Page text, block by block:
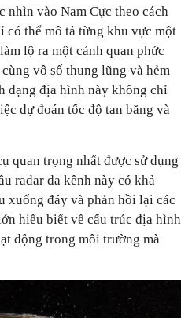
nhìn vào Nam Cực theo cách
có thể mô tả từng khu vực một
lộ ra một cảnh quan phức
vô số thung lũng và hẻm
dạng địa hình này không chỉ
dự đoán tốc độ tan băng và
quan trọng nhất được sử dụng
radar đa kênh này có khả
xuống đáy và phản hồi lại các
hiểu biết về cấu trúc địa hình
động trong môi trường mà